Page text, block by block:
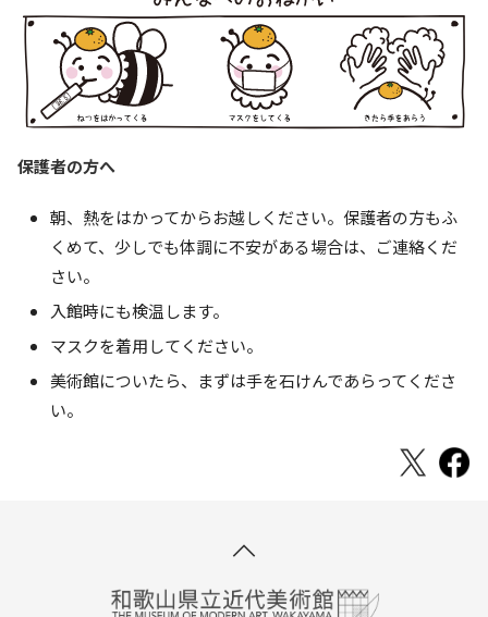
保護者の方へ
朝、熱をはかってからお越しください。保護者の方もふ
くめて、少しでも体調に不安がある場合は、ご連絡くだ
さい。
入館時にも検温します。
マスクを着用してください。
美術館についたら、まずは手を石けんであらってくださ
い。